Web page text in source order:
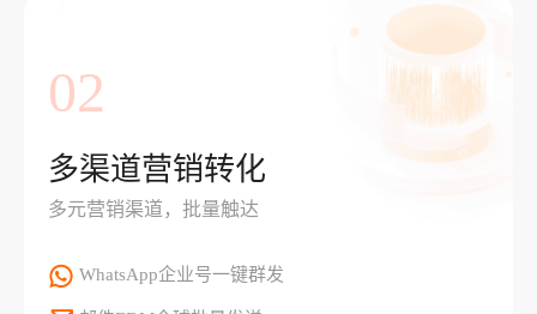
02
多渠道营销转化
多元营销渠道，批量触达
WhatsApp企业号一键群发